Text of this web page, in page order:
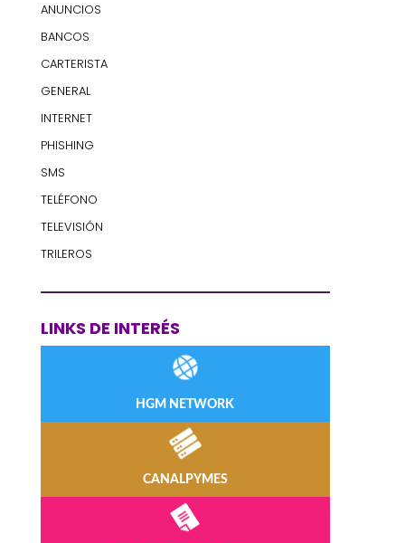
ANUNCIOS
BANCOS
CARTERISTA
GENERAL
INTERNET
PHISHING
SMS
TELÉFONO
TELEVISIÓN
TRILEROS
LINKS DE INTERÉS
HGM NETWORK
CANALPYMES